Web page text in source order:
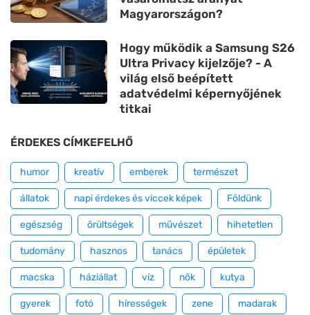
Magyarországon?
Hogy működik a Samsung S26
Ultra Privacy kijelzője? - A
világ első beépített
adatvédelmi képernyőjének
titkai
ÉRDEKES CÍMKEFELHŐ
humor kreatív emberek természet
állatok napi érdekes és viccek képek Földünk
egészség őrültségek művészet hihetetlen
tudomány hasznos tanács épületek
macska háziállat víz nők kutya
gyerek fotó hírességek zene madarak